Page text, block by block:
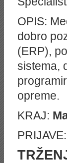
OPIS:
dobro
(ERP),
sistema,
opreme.
KRAJ:
PRIJAVE: